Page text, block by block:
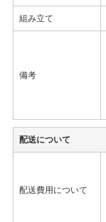
組み立て
備考
配送について
配送費用について